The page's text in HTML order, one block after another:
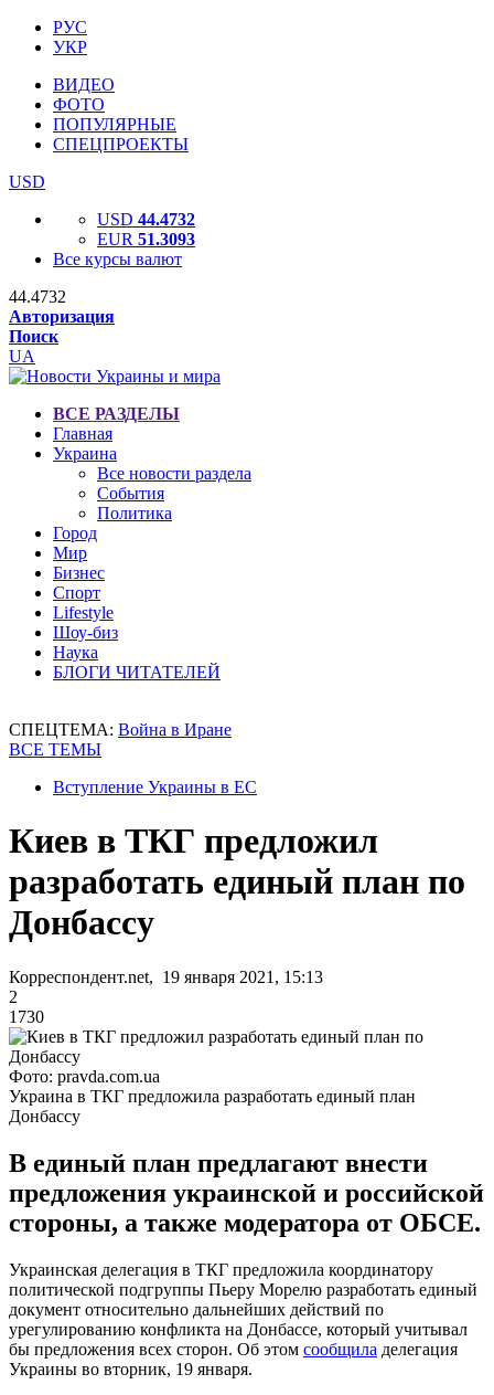
РУС
УКР
ВИДЕО
ФОТО
ПОПУЛЯРНЫЕ
СПЕЦПРОЕКТЫ
USD
USD 44.4732
EUR 51.3093
Все курсы валют
44.4732
Авторизация
Поиск
UA
ВСЕ РАЗДЕЛЫ
Главная
Украина
Все новости раздела
События
Политика
Город
Мир
Бизнес
Спорт
Lifestyle
Шоу-биз
Наука
БЛОГИ ЧИТАТЕЛЕЙ
СПЕЦТЕМА: Война в Иране
ВСЕ ТЕМЫ
Вступление Украины в ЕС
Киев в ТКГ предложил
разработать единый план по
Донбассу
Корреспондент.net, 19 января 2021, 15:13
2
1730
Фото: pravda.com.ua
Украина в ТКГ предложила разработать единый план
Донбассу
В единый план предлагают внести
предложения украинской и российской
стороны, а также модератора от ОБСЕ.
Украинская делегация в ТКГ предложила координатору
политической подгруппы Пьеру Морелю разработать единый
документ относительно дальнейших действий по
урегулированию конфликта на Донбассе, который учитывал
бы предложения всех сторон. Об этом сообщила делегация
Украины во вторник, 19 января.